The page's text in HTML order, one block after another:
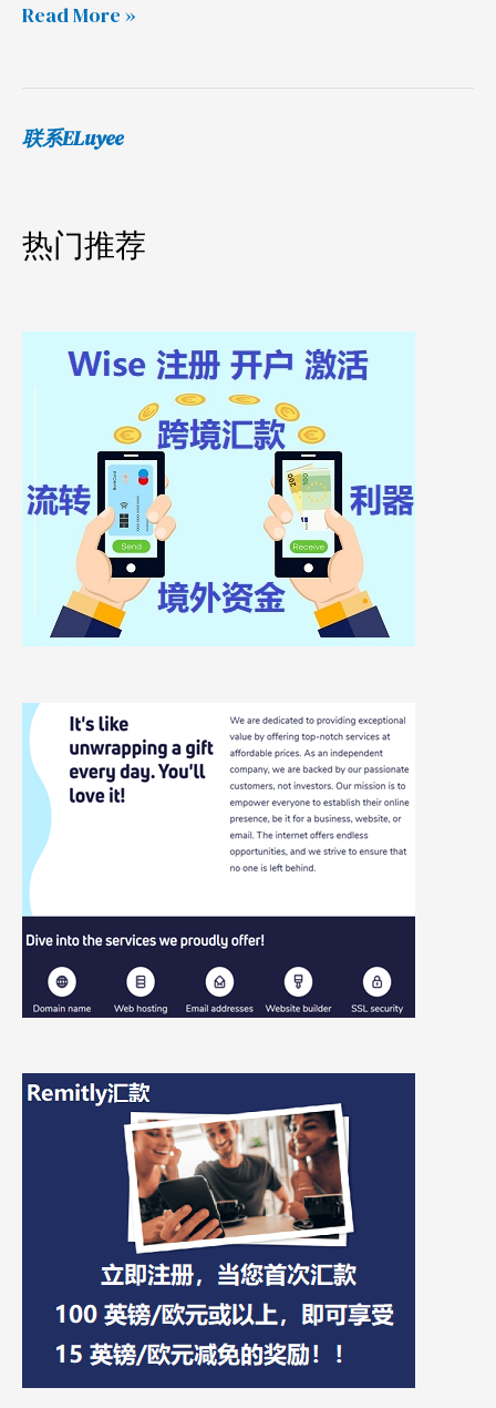
告
Read More »
联系ELuyee
热门推荐